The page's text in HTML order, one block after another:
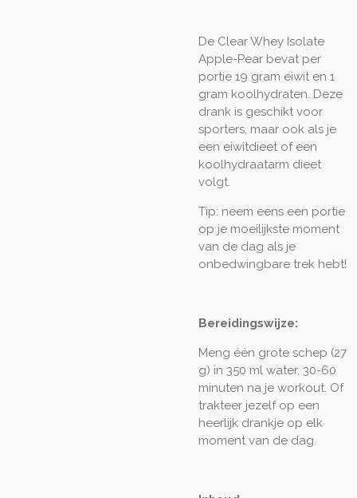
De Clear Whey Isolate
Apple-Pear bevat per
portie 19 gram eiwit en 1
gram koolhydraten. Deze
drank is geschikt voor
sporters, maar ook als je
een eiwitdieet of een
koolhydraatarm dieet
volgt.
Tip: neem eens een portie
op je moeilijkste moment
van de dag als je
onbedwingbare trek hebt!
Bereidingswijze:
Meng één grote schep (27
g) in 350 ml water, 30-60
minuten na je workout. Of
trakteer jezelf op een
heerlijk drankje op elk
moment van de dag.